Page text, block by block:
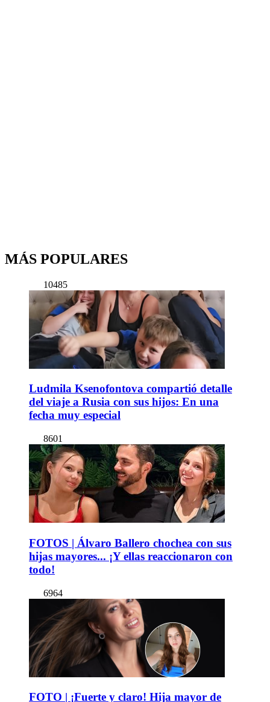
MÁS POPULARES
10485
Ludmila Ksenofontova compartió detalle
del viaje a Rusia con sus hijos: En una
fecha muy especial
8601
FOTOS | Álvaro Ballero chochea con sus
hijas mayores... ¡Y ellas reaccionaron con
todo!
6964
FOTO | ¡Fuerte y claro! Hija mayor de